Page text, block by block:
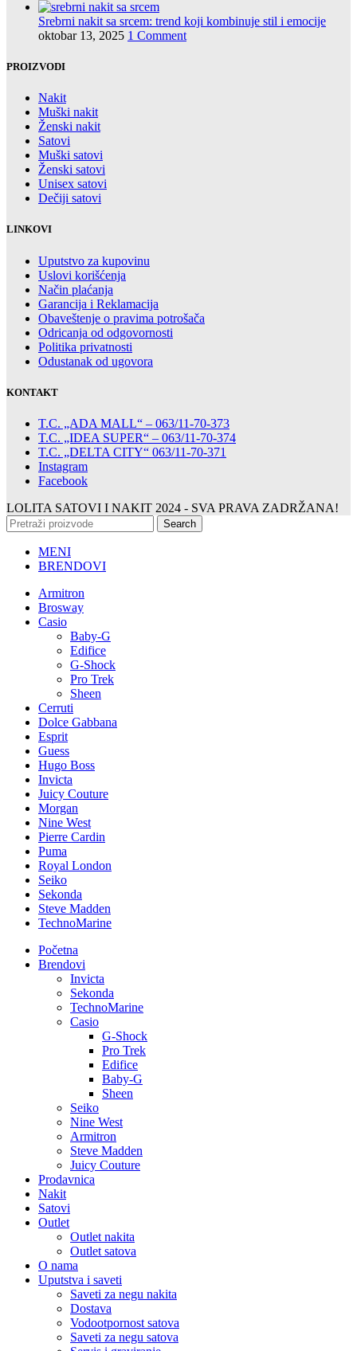
Srebrni nakit sa srcem: trend koji kombinuje stil i emocije
oktobar 13, 2025 1 Comment
PROIZVODI
Nakit
Muški nakit
Ženski nakit
Satovi
Muški satovi
Ženski satovi
Unisex satovi
Dečiji satovi
LINKOVI
Uputstvo za kupovinu
Uslovi korišćenja
Način plaćanja
Garancija i Reklamacija
Obaveštenje o pravima potrošača
Odricanja od odgovornosti
Politika privatnosti
Odustanak od ugovora
KONTAKT
T.C. „ADA MALL“ – 063/11-70-373
T.C. „IDEA SUPER“ – 063/11-70-374
T.C. „DELTA CITY“ 063/11-70-371
Instagram
Facebook
LOLITA SATOVI I NAKIT 2024 - SVA PRAVA ZADRŽANA!
Search
MENI
BRENDOVI
Armitron
Brosway
Casio
Baby-G
Edifice
G-Shock
Pro Trek
Sheen
Cerruti
Dolce Gabbana
Esprit
Guess
Hugo Boss
Invicta
Juicy Couture
Morgan
Nine West
Pierre Cardin
Puma
Royal London
Seiko
Sekonda
Steve Madden
TechnoMarine
Početna
Brendovi
Invicta
Sekonda
TechnoMarine
Casio
G-Shock
Pro Trek
Edifice
Baby-G
Sheen
Seiko
Nine West
Armitron
Steve Madden
Juicy Couture
Prodavnica
Nakit
Satovi
Outlet
Outlet nakita
Outlet satova
O nama
Uputstva i saveti
Saveti za negu nakita
Dostava
Vodootpornost satova
Saveti za negu satova